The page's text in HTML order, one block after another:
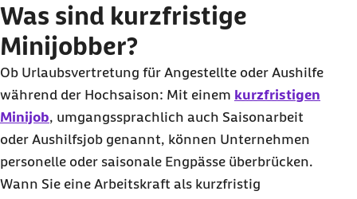
Welche Voraussetzungen gelten für kurzfristige
Minijobs?
Diese Abgaben haben Sie als Arbeitgeber für
kurzfristige Minijobs zu leisten
Wann müssen die Abgaben gezahlt werden?
Besonderheiten bei ausländischen
Saisonarbeitern & Arbeitslosen
Was sind kurzfristige
Minijobber?
Ob Urlaubsvertretung für Angestellte oder Aushilfe
während der Hochsaison: Mit einem kurzfristigen
Minijob, umgangssprachlich auch Saisonarbeit
oder Aushilfsjob genannt, können Unternehmen
personelle oder saisonale Engpässe überbrücken.
Wann Sie eine Arbeitskraft als kurzfristig